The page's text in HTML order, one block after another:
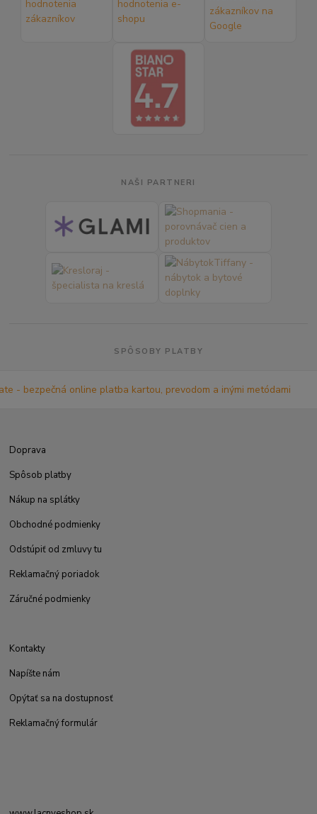
NAŠI PARTNERI
SPÔSOBY PLATBY
Doprava
Spôsob platby
Nákup na splátky
Obchodné podmienky
Odstúpiť od zmluvy tu
Reklamačný poriadok
Záručné podmienky
Kontakty
Napíšte nám
Opýtať sa na dostupnosť
Reklamačný formulár